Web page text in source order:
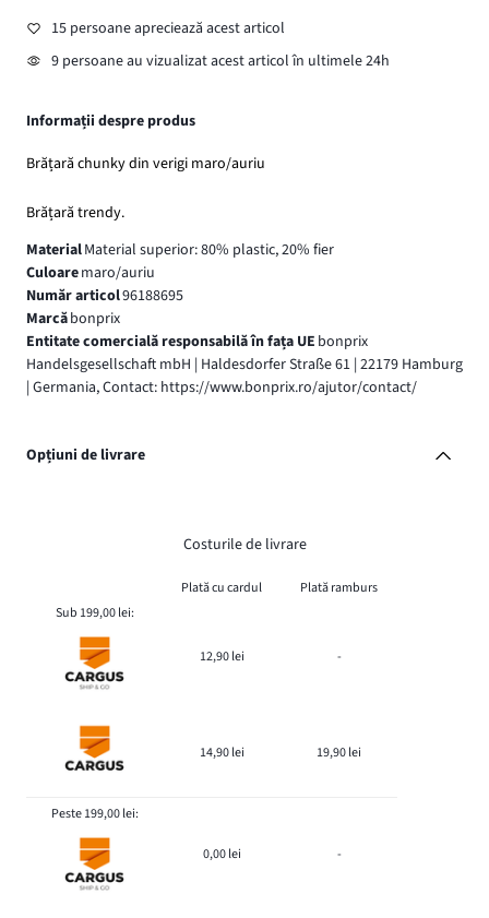
15 persoane apreciează acest articol
9 persoane au vizualizat acest articol în ultimele 24h
Informații despre produs
Brățară chunky din verigi maro/auriu
Brățară trendy.
MaterialMaterial superior: 80% plastic, 20% fier
Culoaremaro/auriu
Număr articol96188695
Marcăbonprix
Entitate comercială responsabilă în fața UE bonprix
Handelsgesellschaft mbH | Haldesdorfer Straße 61 | 22179 Hamburg
| Germania, Contact: https://www.bonprix.ro/ajutor/contact/
Opțiuni de livrare
Costurile de livrare
Plată cu cardul
Plată ramburs
Sub 199,00 lei:
12,90 lei -
14,90 lei 19,90 lei
Peste 199,00 lei:
0,00 lei -